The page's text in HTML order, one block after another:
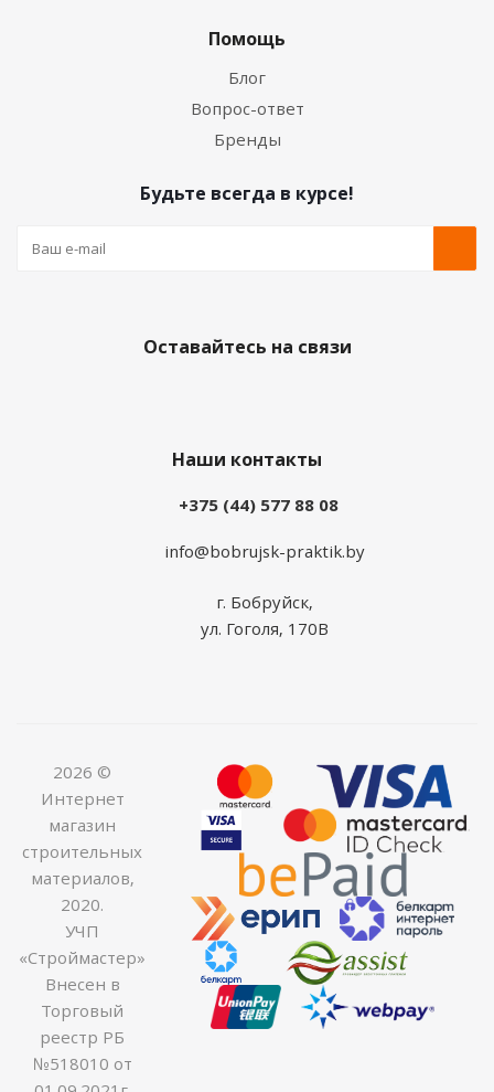
Помощь
Блог
Вопрос-ответ
Бренды
Будьте всегда в курсе!
Оставайтесь на связи
Наши контакты
+375 (44) 577 88 08
info@bobrujsk-praktik.by
г. Бобруйск,
ул. Гоголя, 170В
2026 ©
Интернет
магазин
строительных
материалов,
2020.
УЧП
«Строймастер»
Внесен в
Торговый
реестр РБ
№518010 от